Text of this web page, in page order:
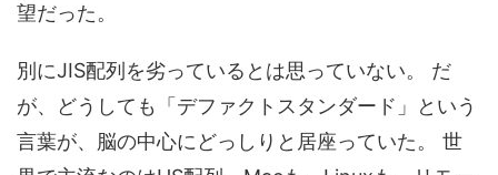
望だった。
別にJIS配列を劣っているとは思っていない。 だ
が、どうしても「デファクトスタンダード」という
言葉が、脳の中心にどっしりと居座っていた。 世